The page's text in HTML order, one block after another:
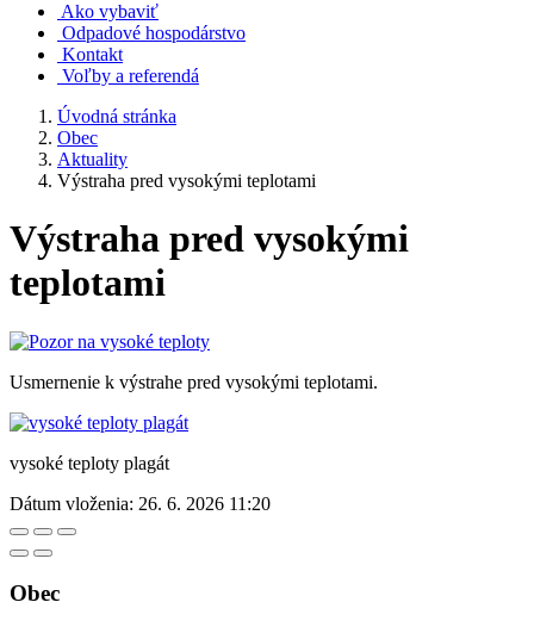
Ako vybaviť
Odpadové hospodárstvo
Kontakt
Voľby a referendá
Úvodná stránka
Obec
Aktuality
Výstraha pred vysokými teplotami
Výstraha pred vysokými
teplotami
Usmernenie k výstrahe pred vysokými teplotami.
vysoké teploty plagát
Dátum vloženia: 26. 6. 2026 11:20
Obec